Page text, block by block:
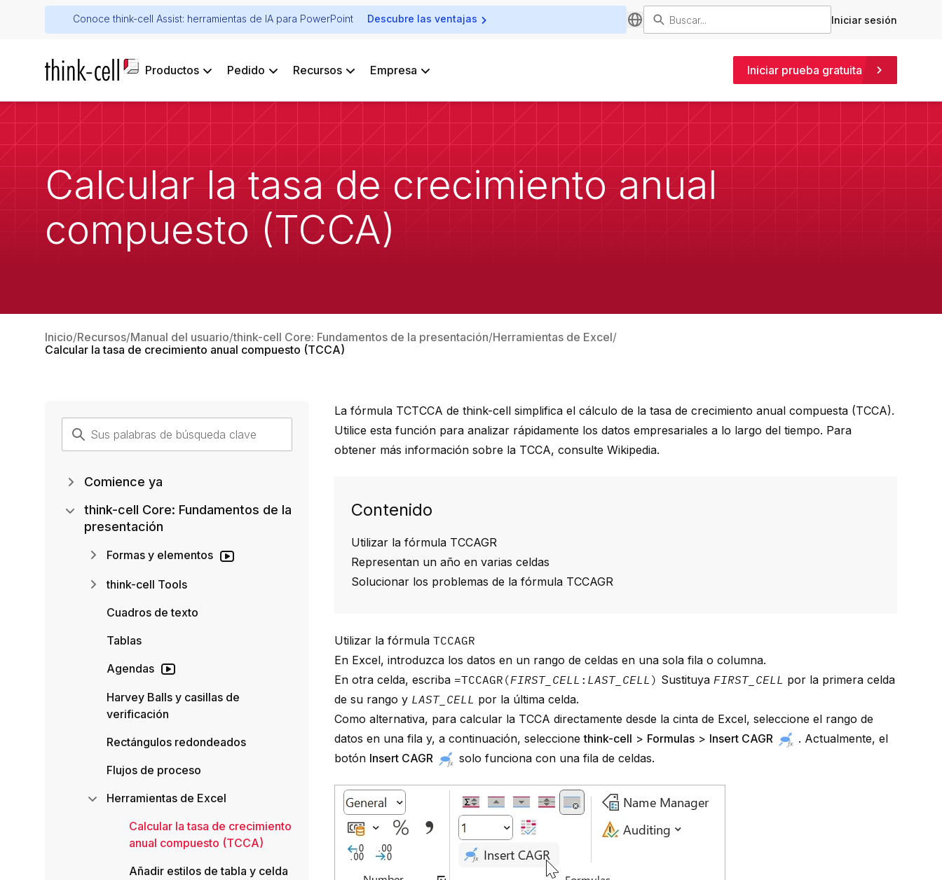
Conoce think-cell Assist: herramientas de IA para PowerPoint Descubre las ventajas Iniciar sesión
Productos Pedido Recursos Empresa Iniciar prueba gratuita
Calcular la tasa de crecimiento anual
compuesto (TCCA)
Inicio Recursos Manual del usuario think-cell Core: Fundamentos de la presentación Herramientas de Excel
Calcular la tasa de crecimiento anual compuesto (TCCA)
La fórmula TCTCCA de think-cell simplifica el cálculo de la tasa de crecimiento anual compuesta (TCCA).
Utilice esta función para analizar rápidamente los datos empresariales a lo largo del tiempo. Para
obtener más información sobre la TCCA, consulteWikipedia.
Contenido
Utilizar la fórmula TCCAGR
Representan un año en varias celdas
Solucionar los problemas de la fórmula TCCAGR
Utilizar la fórmulaTCCAGR
En Excel, introduzca los datos en un rango de celdas en una sola fila o columna.
En otra celda, escriba =TCCAGR(FIRST_CELL : LAST_CELL ) SustituyaFIRST_CELL por la primera celda
de su rango y LAST_CELL por la última celda.
Como alternativa, para calcular la TCCA directamente desde la cinta de Excel, seleccione el rango de
datos en una fila y, a continuación, seleccionethink-cell > Formulas > Insert CAGR
. Actualmente, el
botón Insert CAGR solo funciona con una fila de celdas.
Comience ya
think-cell Core: Fundamentos de la
presentación
Formas y elementos
think-cell Tools
Cuadros de texto
Tablas
Agendas
Harvey Balls y casillas de
verificación
Rectángulos redondeados
Flujos de proceso
Herramientas de Excel
Calcular la tasa de crecimiento
anual compuesto (TCCA)
Añadir estilos de tabla y celda